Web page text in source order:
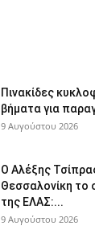
Πινακίδες
βήματα για
9 Αυγούστου 2026
Ο Αλέξης
Θεσσαλονίκη το
της ΕΛΑΣ:...
9 Αυγούστου 2026